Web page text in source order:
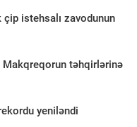
çip istehsalı zavodunun
Makqreqorun təhqirlərinə
yeniləndi